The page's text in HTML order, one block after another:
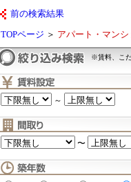
前の検索結果
TOPページ ＞ アパート・マンシ
※賃料、こ
～
〜